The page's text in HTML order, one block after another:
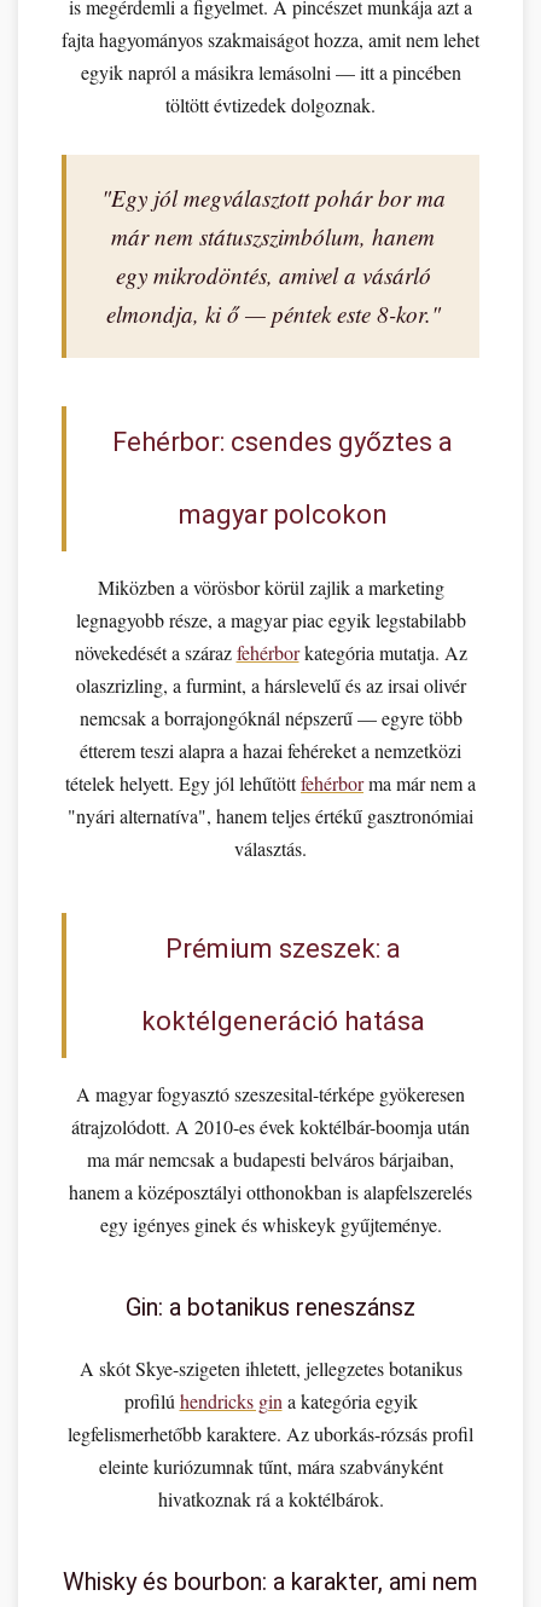
is megérdemli a figyelmet. A pincészet munkája azt a
fajta hagyományos szakmaiságot hozza, amit nem lehet
egyik napról a másikra lemásolni — itt a pincében
töltött évtizedek dolgoznak.
"Egy jól megválasztott pohár bor ma
már nem státuszszimbólum, hanem
egy mikrodöntés, amivel a vásárló
elmondja, ki ő — péntek este 8-kor."
Fehérbor: csendes győztes a
magyar polcokon
Miközben a vörösbor körül zajlik a marketing
legnagyobb része, a magyar piac egyik legstabilabb
növekedését a szárazfehérborkategória mutatja. Az
olaszrizling, a furmint, a hárslevelű és az irsai olivér
nemcsak a borrajongóknál népszerű — egyre több
étterem teszi alapra a hazai fehéreket a nemzetközi
tételek helyett. Egy jól lehűtöttfehérborma már nem a
"nyári alternatíva", hanem teljes értékű gasztronómiai
választás.
Prémium szeszek: a
koktélgeneráció hatása
A magyar fogyasztó szeszesital-térképe gyökeresen
átrajzolódott. A 2010-es évek koktélbár-boomja után
ma már nemcsak a budapesti belváros bárjaiban,
hanem a középosztályi otthonokban is alapfelszerelés
egy igényes ginek és whiskeyk gyűjteménye.
Gin: a botanikus reneszánsz
A skót Skye-szigeten ihletett, jellegzetes botanikus
profilú hendricks gin a kategória egyik
legfelismerhetőbb karaktere. Az uborkás-rózsás profil
eleinte kuriózumnak tűnt, mára szabványként
hivatkoznak rá a koktélbárok.
Whisky és bourbon: a karakter, ami nem